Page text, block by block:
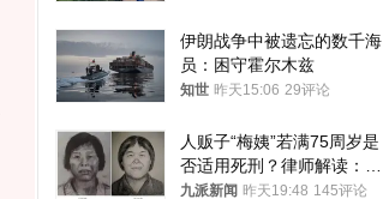
伊朗战争中被遗忘的数千海
员：困守霍尔木兹
知世 昨天15:06 29评论
人贩子“梅姨”若满75周岁是
否适用死刑？律师解读：很
大概率不会被判处死刑
九派新闻 昨天19:48 145评论